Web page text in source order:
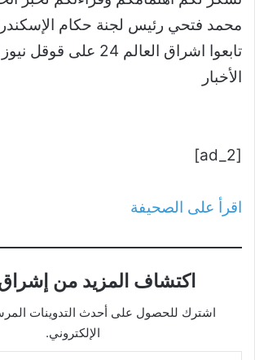
محمد فتحي رئيس لجنة حكام
تابعوا اشراق العالم 24
الأخبار
[ad_2]
اقرأ على الصحيفة
اكتشاف المزيد من إشراق
اشترك للحصول على أحدث التدوينات
الإلكتروني.
كتابة بريدك الإلكتروني...